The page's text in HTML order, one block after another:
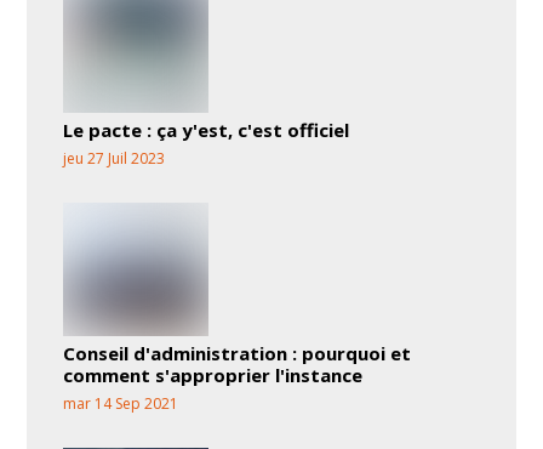
Le pacte : ça y'est, c'est officiel
jeu 27 Juil 2023
Conseil d'administration : pourquoi et
comment s'approprier l'instance
mar 14 Sep 2021